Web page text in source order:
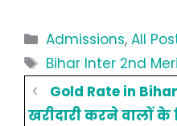
Categories
Admissions,All
Tags
Bihar Inter 2nd
Gold Rate in
खरीदारी करने वालों